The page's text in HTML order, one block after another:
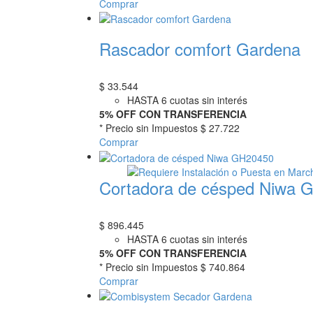
Comprar
Rascador comfort Gardena
$ 33.544
HASTA 6 cuotas sin interés
5% OFF CON TRANSFERENCIA
* Precio sin Impuestos $ 27.722
Comprar
Cortadora de césped Niwa
$ 896.445
HASTA 6 cuotas sin interés
5% OFF CON TRANSFERENCIA
* Precio sin Impuestos $ 740.864
Comprar